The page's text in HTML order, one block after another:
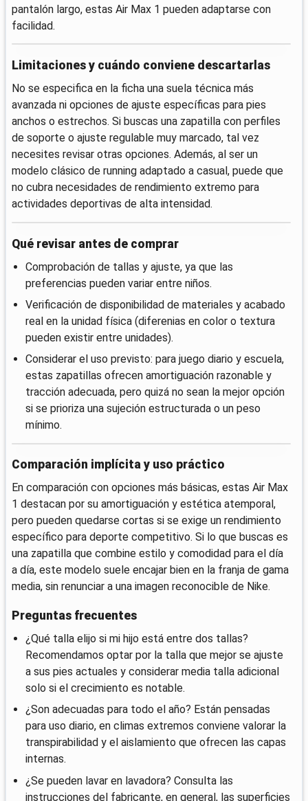
pantalón largo, estas Air Max 1 pueden adaptarse con
facilidad.
Limitaciones y cuándo conviene descartarlas
No se especifica en la ficha una suela técnica más
avanzada ni opciones de ajuste específicas para pies
anchos o estrechos. Si buscas una zapatilla con perfiles
de soporte o ajuste regulable muy marcado, tal vez
necesites revisar otras opciones. Además, al ser un
modelo clásico de running adaptado a casual, puede que
no cubra necesidades de rendimiento extremo para
actividades deportivas de alta intensidad.
Qué revisar antes de comprar
Comprobación de tallas y ajuste, ya que las
preferencias pueden variar entre niños.
Verificación de disponibilidad de materiales y acabado
real en la unidad física (diferenias en color o textura
pueden existir entre unidades).
Considerar el uso previsto: para juego diario y escuela,
estas zapatillas ofrecen amortiguación razonable y
tracción adecuada, pero quizá no sean la mejor opción
si se prioriza una sujeción estructurada o un peso
mínimo.
Comparación implícita y uso práctico
En comparación con opciones más básicas, estas Air Max
1 destacan por su amortiguación y estética atemporal,
pero pueden quedarse cortas si se exige un rendimiento
específico para deporte competitivo. Si lo que buscas es
una zapatilla que combine estilo y comodidad para el día
a día, este modelo suele encajar bien en la franja de gama
media, sin renunciar a una imagen reconocible de Nike.
Preguntas frecuentes
¿Qué talla elijo si mi hijo está entre dos tallas?
Recomendamos optar por la talla que mejor se ajuste
a sus pies actuales y considerar media talla adicional
solo si el crecimiento es notable.
¿Son adecuadas para todo el año? Están pensadas
para uso diario, en climas extremos conviene valorar la
transpirabilidad y el aislamiento que ofrecen las capas
internas.
¿Se pueden lavar en lavadora? Consulta las
instrucciones del fabricante, en general, las superficies